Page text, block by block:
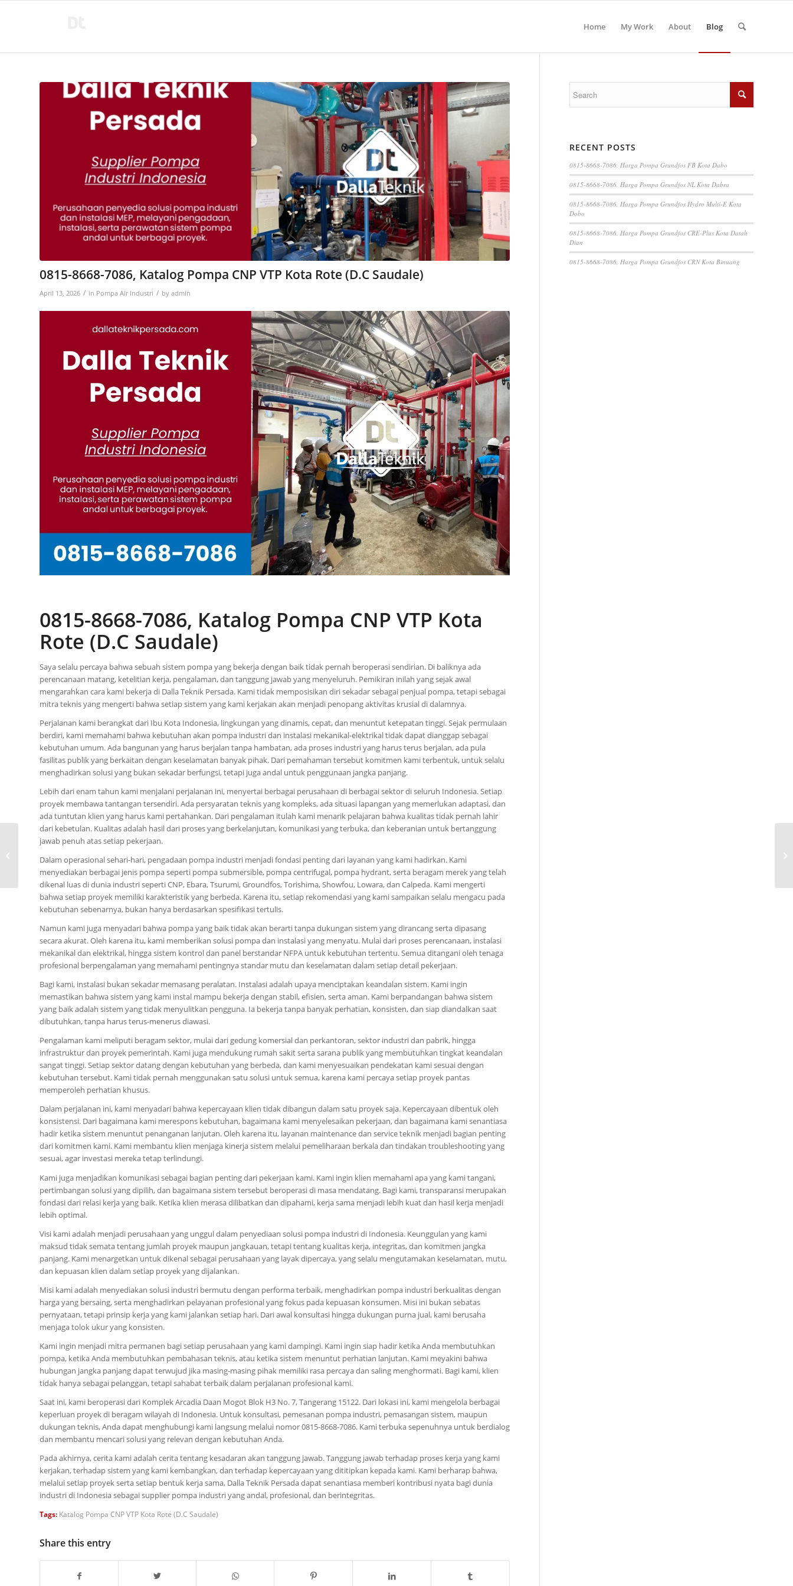
Home My Work About Blog
0815-8668-7086, Katalog Pompa CNP VTP Kota Rote (D.C Saudale)
April 13, 2026 / in Pompa Air Industri / by admin
0815-8668-7086, Katalog Pompa CNP VTP Kota
Rote (D.C Saudale)
Saya selalu percaya bahwa sebuah sistem pompa yang bekerja dengan baik tidak pernah beroperasi sendirian. Di baliknya ada
perencanaan matang, ketelitian kerja, pengalaman, dan tanggung jawab yang menyeluruh. Pemikiran inilah yang sejak awal
mengarahkan cara kami bekerja di Dalla Teknik Persada. Kami tidak memposisikan diri sekadar sebagai penjual pompa, tetapi sebagai
mitra teknis yang mengerti bahwa setiap sistem yang kami kerjakan akan menjadi penopang aktivitas krusial di dalamnya.
Perjalanan kami berangkat dari Ibu Kota Indonesia, lingkungan yang dinamis, cepat, dan menuntut ketepatan tinggi. Sejak permulaan
berdiri, kami memahami bahwa kebutuhan akan pompa industri dan instalasi mekanikal-elektrikal tidak dapat dianggap sebagai
kebutuhan umum. Ada bangunan yang harus berjalan tanpa hambatan, ada proses industri yang harus terus berjalan, ada pula
fasilitas publik yang berkaitan dengan keselamatan banyak pihak. Dari pemahaman tersebut komitmen kami terbentuk, untuk selalu
menghadirkan solusi yang bukan sekadar berfungsi, tetapi juga andal untuk penggunaan jangka panjang.
Lebih dari enam tahun kami menjalani perjalanan ini, menyertai berbagai perusahaan di berbagai sektor di seluruh Indonesia. Setiap
proyek membawa tantangan tersendiri. Ada persyaratan teknis yang kompleks, ada situasi lapangan yang memerlukan adaptasi, dan
ada tuntutan klien yang harus kami pertahankan. Dari pengalaman itulah kami menarik pelajaran bahwa kualitas tidak pernah lahir
dari kebetulan. Kualitas adalah hasil dari proses yang berkelanjutan, komunikasi yang terbuka, dan keberanian untuk bertanggung
jawab penuh atas setiap pekerjaan.
Dalam operasional sehari-hari, pengadaan pompa industri menjadi fondasi penting dari layanan yang kami hadirkan. Kami
menyediakan berbagai jenis pompa seperti pompa submersible, pompa centrifugal, pompa hydrant, serta beragam merek yang telah
dikenal luas di dunia industri seperti CNP, Ebara, Tsurumi, Groundfos, Torishima, Showfou, Lowara, dan Calpeda. Kami mengerti
bahwa setiap proyek memiliki karakteristik yang berbeda. Karena itu, setiap rekomendasi yang kami sampaikan selalu mengacu pada
kebutuhan sebenarnya, bukan hanya berdasarkan spesifikasi tertulis.
Namun kami juga menyadari bahwa pompa yang baik tidak akan berarti tanpa dukungan sistem yang dirancang serta dipasang
secara akurat. Oleh karena itu, kami memberikan solusi pompa dan instalasi yang menyatu. Mulai dari proses perencanaan, instalasi
mekanikal dan elektrikal, hingga sistem kontrol dan panel berstandar NFPA untuk kebutuhan tertentu. Semua ditangani oleh tenaga
profesional berpengalaman yang memahami pentingnya standar mutu dan keselamatan dalam setiap detail pekerjaan.
Bagi kami, instalasi bukan sekadar memasang peralatan. Instalasi adalah upaya menciptakan keandalan sistem. Kami ingin
memastikan bahwa sistem yang kami instal mampu bekerja dengan stabil, efisien, serta aman. Kami berpandangan bahwa sistem
yang baik adalah sistem yang tidak menyulitkan pengguna. Ia bekerja tanpa banyak perhatian, konsisten, dan siap diandalkan saat
dibutuhkan, tanpa harus terus-menerus diawasi.
Pengalaman kami meliputi beragam sektor, mulai dari gedung komersial dan perkantoran, sektor industri dan pabrik, hingga
infrastruktur dan proyek pemerintah. Kami juga mendukung rumah sakit serta sarana publik yang membutuhkan tingkat keandalan
sangat tinggi. Setiap sektor datang dengan kebutuhan yang berbeda, dan kami menyesuaikan pendekatan kami sesuai dengan
kebutuhan tersebut. Kami tidak pernah menggunakan satu solusi untuk semua, karena kami percaya setiap proyek pantas
memperoleh perhatian khusus.
Dalam perjalanan ini, kami menyadari bahwa kepercayaan klien tidak dibangun dalam satu proyek saja. Kepercayaan dibentuk oleh
konsistensi. Dari bagaimana kami merespons kebutuhan, bagaimana kami menyelesaikan pekerjaan, dan bagaimana kami senantiasa
hadir ketika sistem menuntut penanganan lanjutan. Oleh karena itu, layanan maintenance dan service teknik menjadi bagian penting
dari komitmen kami. Kami membantu klien menjaga kinerja sistem melalui pemeliharaan berkala dan tindakan troubleshooting yang
sesuai, agar investasi mereka tetap terlindungi.
Kami juga menjadikan komunikasi sebagai bagian penting dari pekerjaan kami. Kami ingin klien memahami apa yang kami tangani,
pertimbangan solusi yang dipilih, dan bagaimana sistem tersebut beroperasi di masa mendatang. Bagi kami, transparansi merupakan
fondasi dari relasi kerja yang baik. Ketika klien merasa dilibatkan dan dipahami, kerja sama menjadi lebih kuat dan hasil kerja menjadi
lebih optimal.
Visi kami adalah menjadi perusahaan yang unggul dalam penyediaan solusi pompa industri di Indonesia. Keunggulan yang kami
maksud tidak semata tentang jumlah proyek maupun jangkauan, tetapi tentang kualitas kerja, integritas, dan komitmen jangka
panjang. Kami menargetkan untuk dikenal sebagai perusahaan yang layak dipercaya, yang selalu mengutamakan keselamatan, mutu,
dan kepuasan klien dalam setiap proyek yang dijalankan.
Misi kami adalah menyediakan solusi industri bermutu dengan performa terbaik, menghadirkan pompa industri berkualitas dengan
harga yang bersaing, serta menghadirkan pelayanan profesional yang fokus pada kepuasan konsumen. Misi ini bukan sebatas
pernyataan, tetapi prinsip kerja yang kami jalankan setiap hari. Dari awal konsultasi hingga dukungan purna jual, kami berusaha
menjaga tolok ukur yang konsisten.
Kami ingin menjadi mitra permanen bagi setiap perusahaan yang kami dampingi. Kami ingin siap hadir ketika Anda membutuhkan
pompa, ketika Anda membutuhkan pembahasan teknis, atau ketika sistem menuntut perhatian lanjutan. Kami meyakini bahwa
hubungan jangka panjang dapat terwujud jika masing-masing pihak memiliki rasa percaya dan saling menghormati. Bagi kami, klien
tidak hanya sebagai pelanggan, tetapi sahabat terbaik dalam perjalanan profesional kami.
Saat ini, kami beroperasi dari Komplek Arcadia Daan Mogot Blok H3 No. 7, Tangerang 15122. Dari lokasi ini, kami mengelola berbagai
keperluan proyek di beragam wilayah di Indonesia. Untuk konsultasi, pemesanan pompa industri, pemasangan sistem, maupun
dukungan teknis, Anda dapat menghubungi kami langsung melalui nomor 0815-8668-7086. Kami terbuka sepenuhnya untuk berdialog
dan membantu mencari solusi yang relevan dengan kebutuhan Anda.
Pada akhirnya, cerita kami adalah cerita tentang kesadaran akan tanggung jawab. Tanggung jawab terhadap proses kerja yang kami
kerjakan, terhadap sistem yang kami kembangkan, dan terhadap kepercayaan yang dititipkan kepada kami. Kami berharap bahwa,
melalui setiap proyek serta setiap bentuk kerja sama, Dalla Teknik Persada dapat senantiasa memberi kontribusi nyata bagi dunia
industri di Indonesia sebagai supplier pompa industri yang andal, profesional, dan berintegritas.
Tags: Katalog Pompa CNP VTP Kota Rote (D.C Saudale)
Share this entry
RECENT POSTS
0815-8668-7086, Harga Pompa Grundfos FB Kota Dabo
0815-8668-7086, Harga Pompa Grundfos NL Kota Dabra
0815-8668-7086, Harga Pompa Grundfos Hydro Multi-E Kota
Dobo
0815-8668-7086, Harga Pompa Grundfos CRE-Plus Kota Datah
Dian
0815-8668-7086, Harga Pompa Grundfos CRN Kota Binuang
0815-8668-7086,
CDMF Kota Sabu
(Tarmadu)